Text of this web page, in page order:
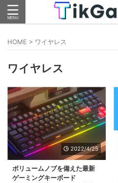
HOME > ワイヤレス
ワイヤレス
2022/4/25
ボリュームノブを備えた最新
ゲーミングキーボード